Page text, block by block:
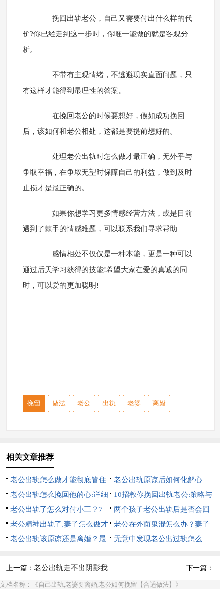
挽回出轨老公，自己又需要付出什么样的代
价?你已经走到这一步时，你唯一能做的就是客观分
析。
不带有主观情绪，不逃避现实直面问题，只
有这样才能得到最理性的答案。
在挽回老公的时候要想好，假如成功挽回
后，该如何和老公相处，这都是要提前想好的。
处理老公出轨时怎么做才最正确，无外乎与
争取幸福，在争取无望时保障自己的利益，做到及时
止损才是最正确的。
如果你想学习更多情感经营方法，或是目前
遇到了棘手的情感难题，可以联系我们寻求帮助
感情相处不仅仅是一种本能，更是一种可以
通过后天学习获得的技能!希望大家在爱的真诚的同
时，可以爱的更加聪明!
挽留 做法 老公 出轨 老婆 离婚
相关文章推荐
老公出轨怎么做才能彻底管住
他:7招硬控他
老公出轨原谅后如何化解心
结:10招完美解决
老公出轨怎么挽回他的心:详细
的7招
10招教你挽回出轨老公:策略与
心理的双重攻势
老公出轨了怎么对付小三？7
个方法，详细方法
两个孩子老公出轨后是否会回
来？6个办法帮你挽回
老公精神出轨了,妻子怎么做才
是最好的？详细方法
老公在外面鬼混怎么办？妻子
6个大招直接搞定
老公出轨该原谅还是离婚？最
无意中发现老公出过轨怎么
上一篇：老公出轨走不出阴影我
也想出轨：不要堕落自己
下一篇：
文档名称：《自己出轨,老婆要离婚,老公如何挽留【合适做法】》